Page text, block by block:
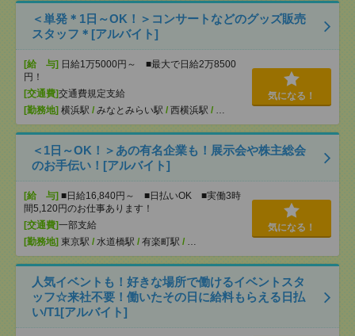
＜単発＊1日～OK！＞コンサートなどのグッズ販売
スタッフ＊[アルバイト]
[給 与] 日給1万5000円～ ■最大で日給2万8500
円！
[交通費]交通費規定支給
[勤務地] 横浜駅 / みなとみらい駅 / 西横浜駅 / …
気になる！
＜1日～OK！＞あの有名企業も！展示会や株主総会
のお手伝い！[アルバイト]
[給 与] ■日給16,840円～ ■日払いOK ■実働3時
間5,120円のお仕事あります！
[交通費]一部支給
[勤務地] 東京駅 / 水道橋駅 / 有楽町駅 / …
気になる！
人気イベントも！好きな場所で働けるイベントスタ
ッフ☆来社不要！働いたその日に給料もらえる日払
い/T1[アルバイト]